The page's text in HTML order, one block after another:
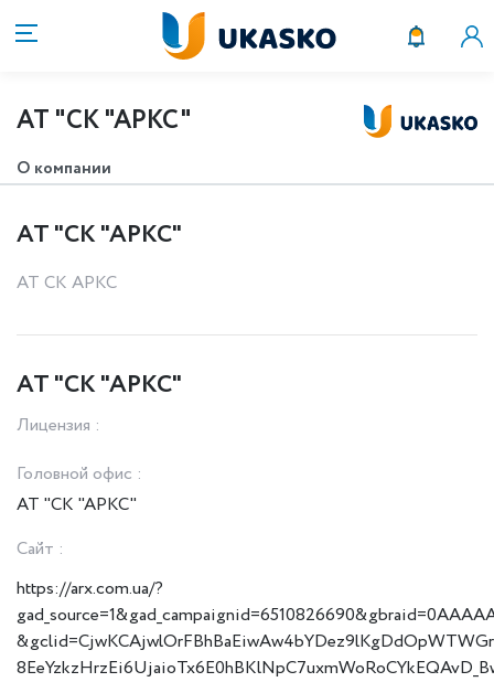
АТ "СК "АРКС"
О компании
АТ "СК "АРКС"
АТ СК АРКС
АТ "СК "АРКС"
Лицензия :
Головной офис :
АТ "СК "АРКС"
Сайт :
https://arx.com.ua/?